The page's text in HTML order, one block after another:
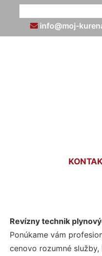
info@moj-
Revízny technik
Ponúkame vám
cenovo rozumné